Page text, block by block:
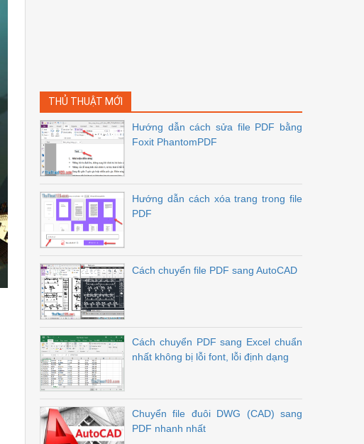
THỦ THUẬT MỚI
Hướng dẫn cách sửa file PDF bằng
Foxit PhantomPDF
Hướng dẫn cách xóa trang trong file
PDF
Cách chuyển file PDF sang AutoCAD
Cách chuyển PDF sang Excel chuẩn
nhất không bị lỗi font, lỗi định dạng
Chuyển file đuôi DWG (CAD) sang
PDF nhanh nhất